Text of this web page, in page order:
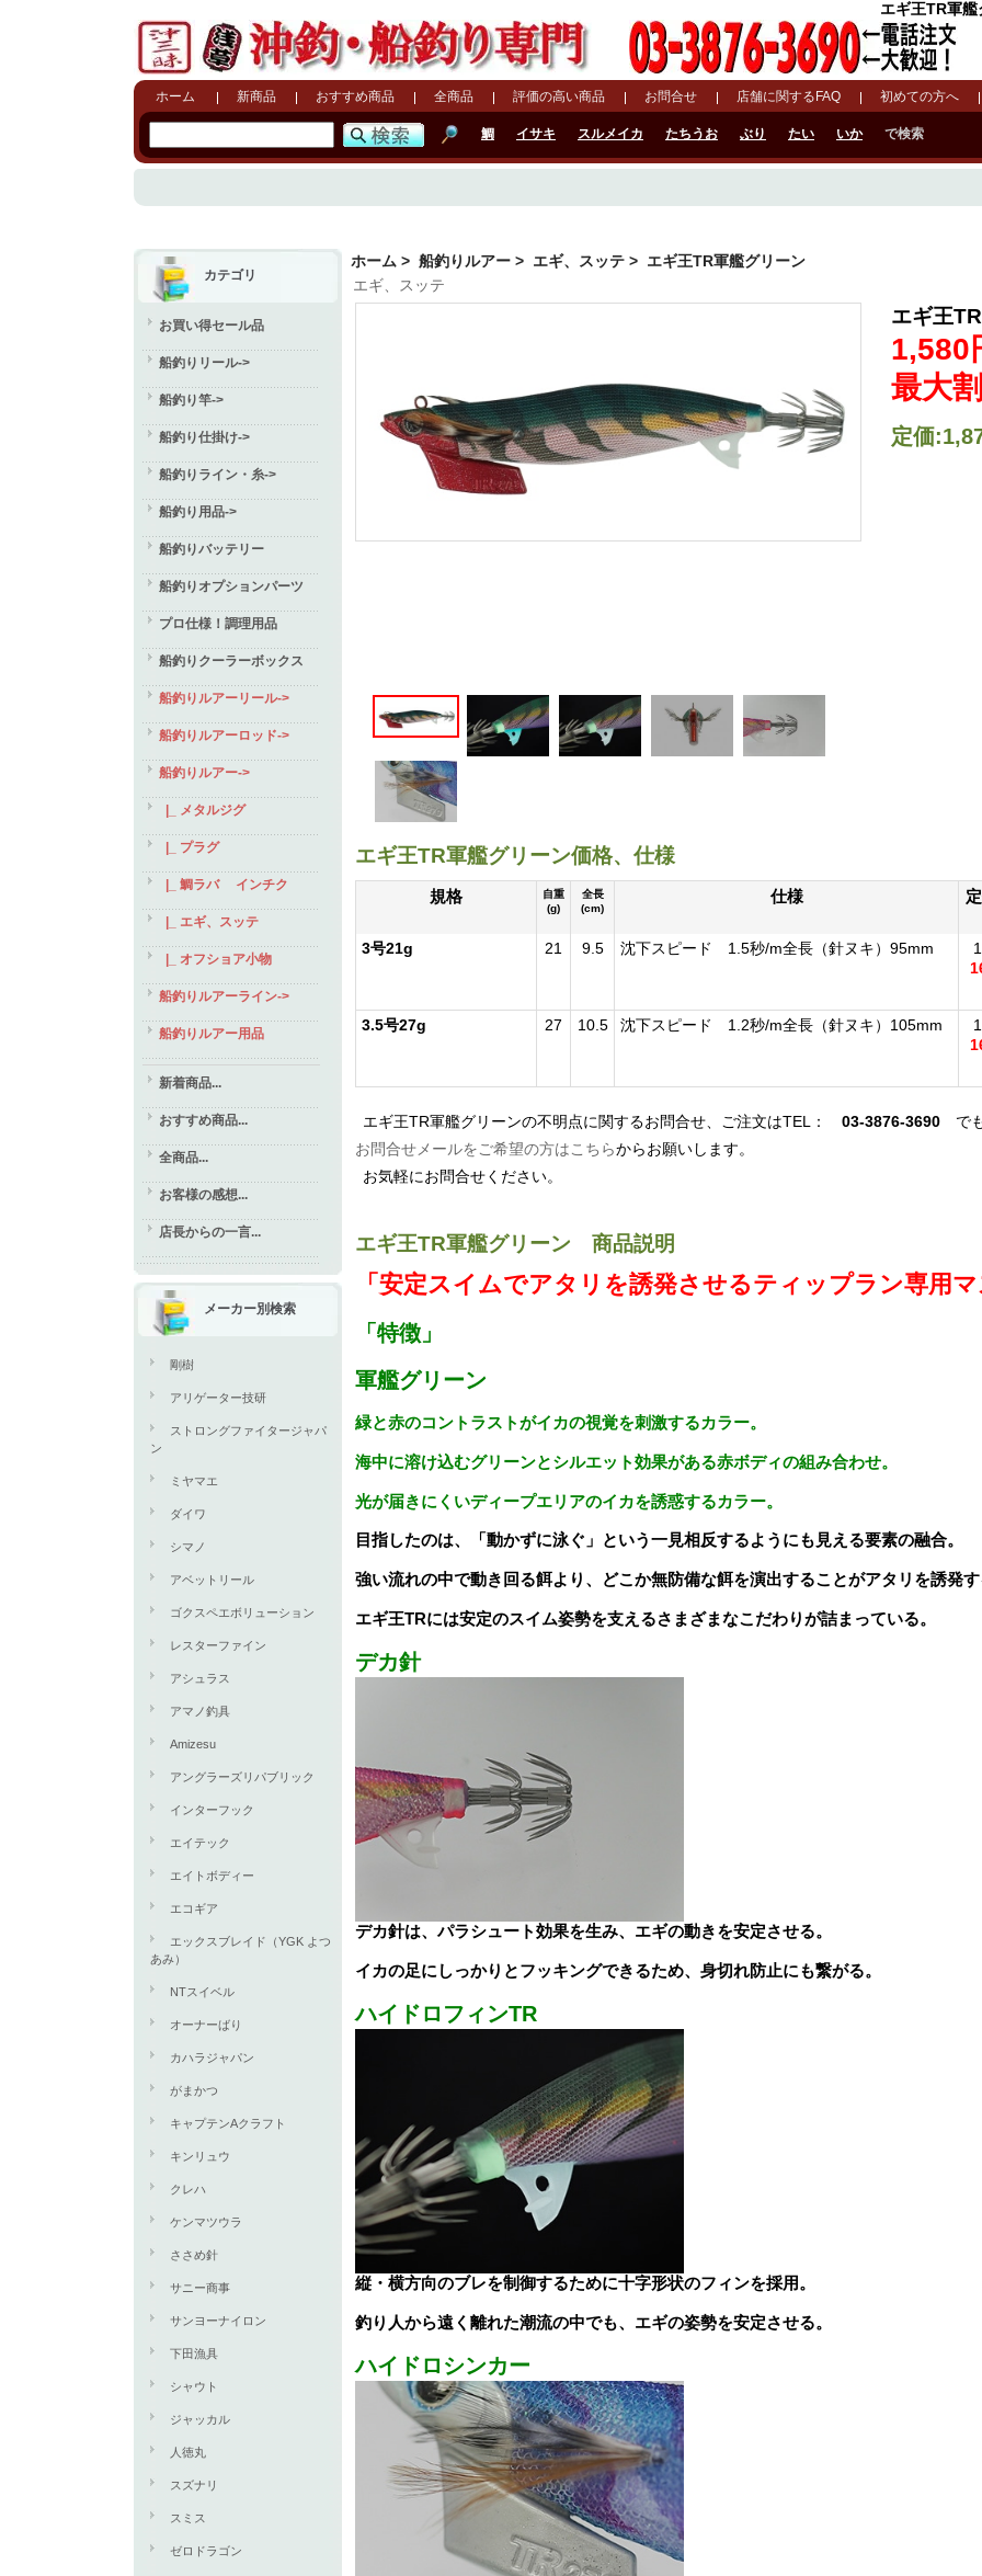
エギ王TR軍
ホーム 新商品 おすすめ商品 全商品 評価の高い商品 お問合せ 店舗に関するFAQ 初めての方へ
鯛 イサキ スルメイカ たちうお ぶり たい いか で検索
カテゴリ
お買い得セール品
船釣りリール->
船釣り竿->
船釣り仕掛け->
船釣りライン・糸->
船釣り用品->
船釣りバッテリー
船釣りオプションパーツ
プロ仕様！調理用品
船釣りクーラーボックス
船釣りルアーリール->
船釣りルアーロッド->
船釣りルアー->
|_ メタルジグ
|_ プラグ
|_ 鯛ラバ インチク
|_ エギ、スッテ
|_ オフショア小物
船釣りルアーライン->
船釣りルアー用品
新着商品...
おすすめ商品...
全商品...
お客様の感想...
店長からの一言...
メーカー別検索
剛樹
アリゲーター技研
ストロングファイタージャパ
ン
ミヤマエ
ダイワ
シマノ
アベットリール
ゴクスペエボリューション
レスターファイン
アシュラス
アマノ釣具
Amizesu
アングラーズリパブリック
インターフック
エイテック
エイトボディー
エコギア
エックスブレイド（YGK よつ
あみ）
NTスイベル
オーナーばり
カハラジャパン
がまかつ
キャプテンAクラフト
キンリュウ
クレハ
ケンマツウラ
ささめ針
サニー商事
サンヨーナイロン
下田漁具
シャウト
ジャッカル
人徳丸
スズナリ
スミス
ゼロドラゴン
ホーム > 船釣りルアー > エギ、スッテ > エギ王TR軍艦グリーン
エギ、スッテ
エギ王
1,580
最大
定価
エギ王TR軍艦グリーン価格、仕様
規格
自重
(g)
全長
(cm)
仕様
3号21g 21 9.5 沈下スピード 1.5秒/m全長（針ヌキ）95mm
3.5号27g 27 10.5 沈下スピード 1.2秒/m全長（針ヌキ）105mm
エギ王TR軍艦グリーンの不明点に関するお問合せ、ご注文はTEL： 03-3876-3690 で
お問合せメールをご希望の方はこちらからお願いします。
お気軽にお問合せください。
エギ王TR軍艦グリーン 商品説明
「安定スイムでアタリを誘発させるティップラン専用
「特徴」
軍艦グリーン
緑と赤のコントラストがイカの視覚を刺激するカラー。
海中に溶け込むグリーンとシルエット効果がある赤ボディの組み合わせ。
光が届きにくいディープエリアのイカを誘惑するカラー。
目指したのは、「動かずに泳ぐ」という一見相反するようにも見える要素の融合。
強い流れの中で動き回る餌より、どこか無防備な餌を演出することがアタリを誘発
エギ王TRには安定のスイム姿勢を支えるさまざまなこだわりが詰まっている。
デカ針
デカ針は、パラシュート効果を生み、エギの動きを安定させる。
イカの足にしっかりとフッキングできるため、身切れ防止にも繋がる。
ハイドロフィンTR
縦・横方向のブレを制御するために十字形状のフィンを採用。
釣り人から遠く離れた潮流の中でも、エギの姿勢を安定させる。
ハイドロシンカー